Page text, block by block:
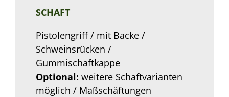
SCHAFT
Pistolengriff / mit Backe /
Schweinsrücken /
Gummischaftkappe
Optional: weitere Schaftvarianten
möglich / Maßschäftungen